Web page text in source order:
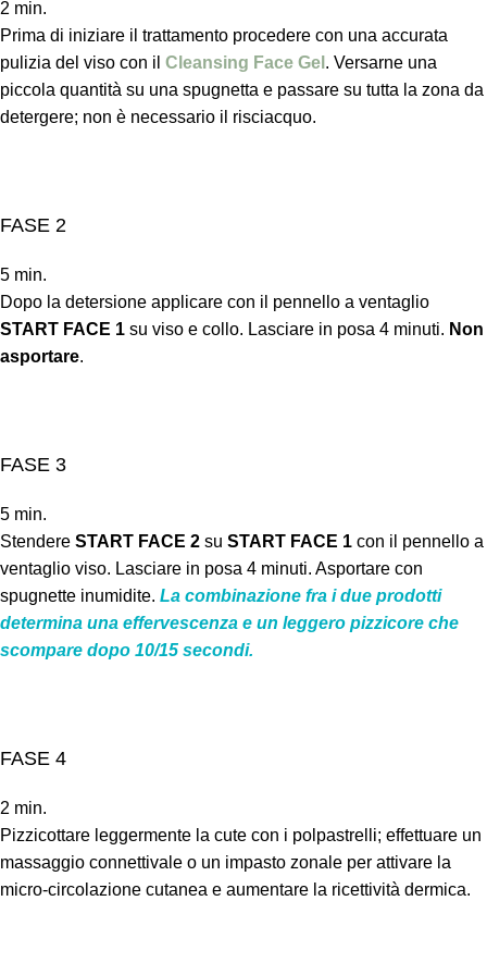
2 min.
Prima di iniziare il trattamento procedere con una accurata
pulizia del viso con il Cleansing Face Gel . Versarne una
piccola quantità su una spugnetta e passare su tutta la zona da
detergere; non è necessario il risciacquo.
FASE 2
5 min.
Dopo la detersione applicare con il pennello a ventaglio
START FACE 1 su viso e collo. Lasciare in posa 4 minuti. Non
asportare.
FASE 3
5 min.
Stendere START FACE 2 su START FACE 1 con il pennello a
ventaglio viso. Lasciare in posa 4 minuti. Asportare con
spugnette inumidite. La combinazione fra i due prodotti
determina una effervescenza e un leggero pizzicore che
scompare dopo 10/15 secondi.
FASE 4
2 min.
Pizzicottare leggermente la cute con i polpastrelli; effettuare un
massaggio connettivale o un impasto zonale per attivare la
micro-circolazione cutanea e aumentare la ricettività dermica.